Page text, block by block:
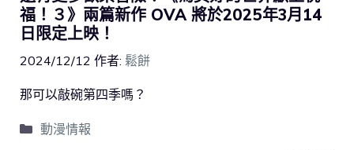
福！３》兩篇新作 OVA 將於2025年3月14
日限定上映！
2024/12/12 作者: 鬆餅
那可以敲碗第四季嗎？
動漫情報